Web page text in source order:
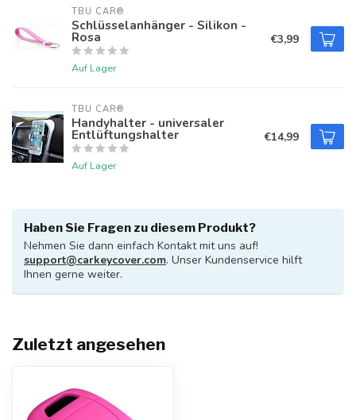
TBU CAR®
Schlüsselanhänger - Silikon -
Rosa
Auf Lager
€3,99
TBU CAR®
Handyhalter - universaler
Entlüftungshalter
Auf Lager
€14,99
Haben Sie Fragen zu diesem Produkt?
Nehmen Sie dann einfach Kontakt mit uns auf!
support@carkeycover.com. Unser Kundenservice hilft
Ihnen gerne weiter.
Zuletzt angesehen